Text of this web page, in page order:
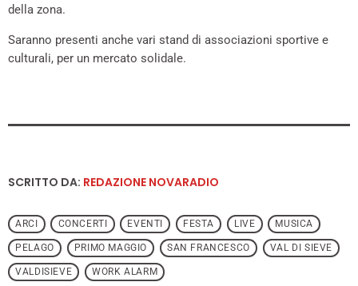
della zona.
Saranno presenti anche vari stand di associazioni sportive e
culturali, per un mercato solidale.
SCRITTO DA: REDAZIONE NOVARADIO
ARCI CONCERTI EVENTI FESTA LIVE MUSICA
PELAGO PRIMO MAGGIO SAN FRANCESCO VAL DI SIEVE
VALDISIEVE WORK ALARM